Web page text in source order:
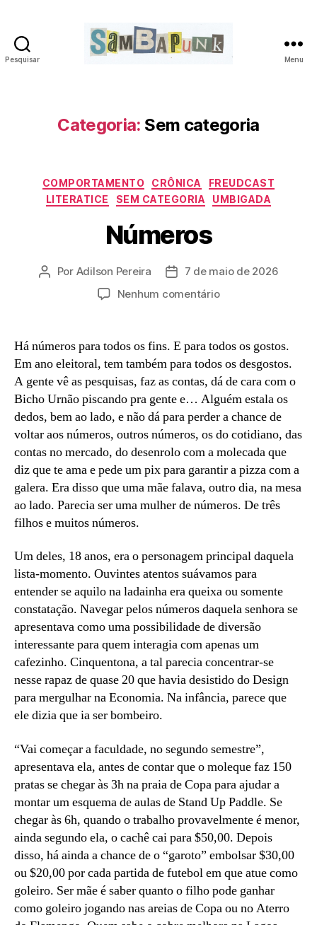
Pesquisar Menu
Categoria: Sem categoria
Categorias
COMPORTAMENTO CRÔNICA
FREUDCAST
LITERATICE
SEM CATEGORIA UMBIGADA
Números
Autor
Por Adilson Pereira
Data7 de maio de 2026
Nenhum comentárioem
Há números para todos os fins. E para todos os gostos.
Em ano eleitoral, tem também para todos os desgostos.
A gente vê as pesquisas, faz as contas, dá de cara com o
Bicho Urnão piscando pra gente e… Alguém estala os
dedos, bem ao lado, e não dá para perder a chance de
voltar aos números, outros números, os do cotidiano, das
contas no mercado, do desenrolo com a molecada que
diz que te ama e pede um pix para garantir a pizza com a
galera. Era disso que uma mãe falava, outro dia, na mesa
ao lado. Parecia ser uma mulher de números. De três
filhos e muitos números.
Um deles, 18 anos, era o personagem principal daquela
lista-momento. Ouvintes atentos suávamos para
entender se aquilo na ladainha era queixa ou somente
constatação. Navegar pelos números daquela senhora se
apresentava como uma possibilidade de diversão
interessante para quem interagia com apenas um
cafezinho. Cinquentona, a tal parecia concentrar-se
nesse rapaz de quase 20 que havia desistido do Design
para mergulhar na Economia. Na infância, parece que
ele dizia que ia ser bombeiro.
“Vai começar a faculdade, no segundo semestre”,
apresentava ela, antes de contar que o moleque faz 150
pratas se chegar às 3h na praia de Copa para ajudar a
montar um esquema de aulas de Stand Up Paddle. Se
chegar às 6h, quando o trabalho provavelmente é menor,
ainda segundo ela, o cachê cai para $50,00. Depois
disso, há ainda a chance de o “garoto” embolsar $30,00
ou $20,00 por cada partida de futebol em que atue como
goleiro. Ser mãe é saber quanto o filho pode ganhar
como goleiro jogando nas areias de Copa ou no Aterro